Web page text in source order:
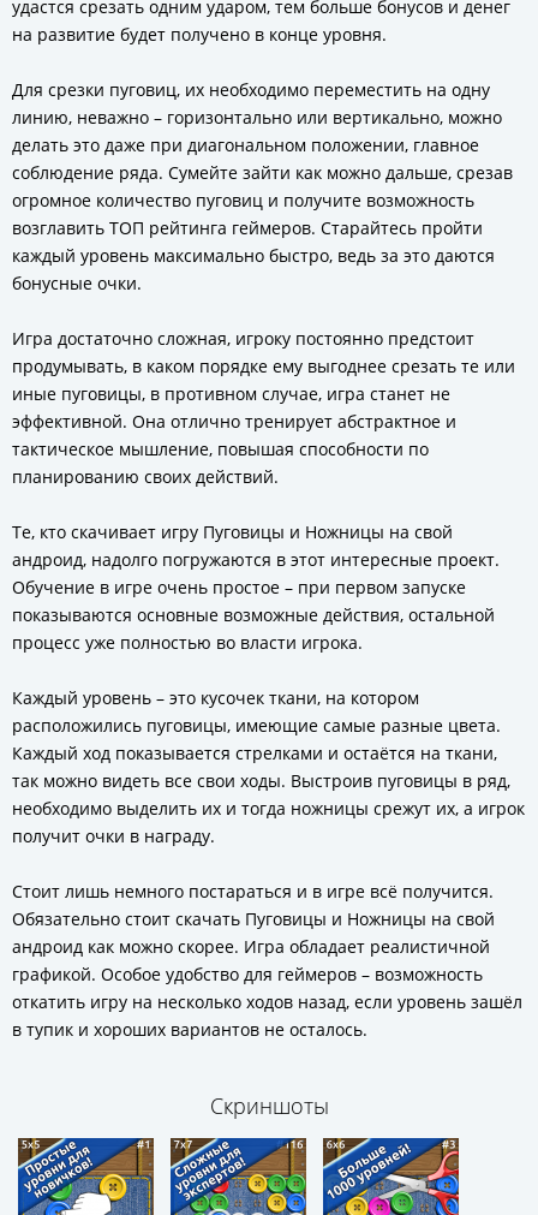
удастся срезать одним ударом, тем больше бонусов и денег
на развитие будет получено в конце уровня.
Для срезки пуговиц, их необходимо переместить на одну
линию, неважно – горизонтально или вертикально, можно
делать это даже при диагональном положении, главное
соблюдение ряда. Сумейте зайти как можно дальше, срезав
огромное количество пуговиц и получите возможность
возглавить ТОП рейтинга геймеров. Старайтесь пройти
каждый уровень максимально быстро, ведь за это даются
бонусные очки.
Игра достаточно сложная, игроку постоянно предстоит
продумывать, в каком порядке ему выгоднее срезать те или
иные пуговицы, в противном случае, игра станет не
эффективной. Она отлично тренирует абстрактное и
тактическое мышление, повышая способности по
планированию своих действий.
Те, кто скачивает игру Пуговицы и Ножницы на свой
андроид, надолго погружаются в этот интересные проект.
Обучение в игре очень простое – при первом запуске
показываются основные возможные действия, остальной
процесс уже полностью во власти игрока.
Каждый уровень – это кусочек ткани, на котором
расположились пуговицы, имеющие самые разные цвета.
Каждый ход показывается стрелками и остаётся на ткани,
так можно видеть все свои ходы. Выстроив пуговицы в ряд,
необходимо выделить их и тогда ножницы срежут их, а игрок
получит очки в награду.
Стоит лишь немного постараться и в игре всё получится.
Обязательно стоит скачать Пуговицы и Ножницы на свой
андроид как можно скорее. Игра обладает реалистичной
графикой. Особое удобство для геймеров – возможность
откатить игру на несколько ходов назад, если уровень зашёл
в тупик и хороших вариантов не осталось.
Скриншоты